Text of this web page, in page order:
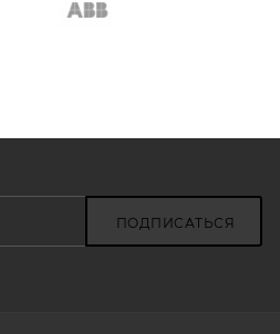
ПОДПИСАТЬСЯ